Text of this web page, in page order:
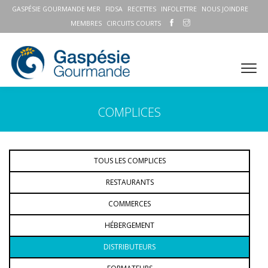
GASPÉSIE GOURMANDE MER FIDSA RECETTES INFOLETTRE
NOUS JOINDRE
MEMBRES
CIRCUITS COURTS
COMPLICES
TOUS LES COMPLICES
RESTAURANTS
COMMERCES
HÉBERGEMENT
DISTRIBUTEURS